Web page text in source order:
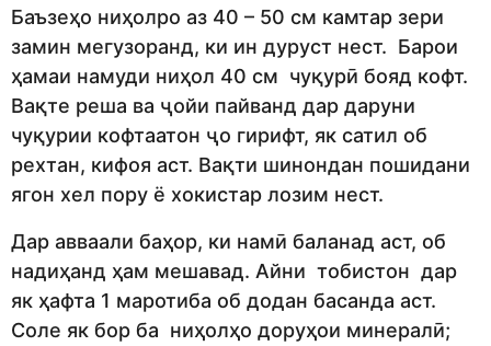
Баъзеҳо ниҳолро аз 40 – 50 см камтар зери
замин мегузоранд, ки ин дуруст нест. Барои
ҳамаи намуди ниҳол 40 см чуқурӣ бояд кофт.
Вақте реша ва ҷойи пайванд дар даруни
чуқурии кофтаатон ҷо гирифт, як сатил об
рехтан, кифоя аст. Вақти шинондан пошидани
ягон хел пору ё хокистар лозим нест.
Дар авваали баҳор, ки намӣ баланад аст, об
надиҳанд ҳам мешавад. Айни тобистон дар
як ҳафта 1 маротиба об додан басанда аст.
Соле як бор ба ниҳолҳо доруҳои минералӣ;